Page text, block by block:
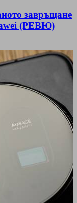
завръщане
(РЕВЮ)